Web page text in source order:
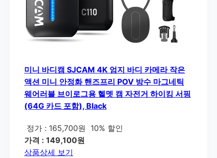
미니 바디캠 SJCAM 4K 엄지 바디 카메라 작은
액션 미니 안정화 핸즈프리 POV 방수 마그네틱
웨어러블 브이로그용 헬멧 캠 자전거 하이킹 서핑
(64G 카드 포함), Black
정가 : 165,700원
10% 할인
가격 : 149,100원
상품상세 보기